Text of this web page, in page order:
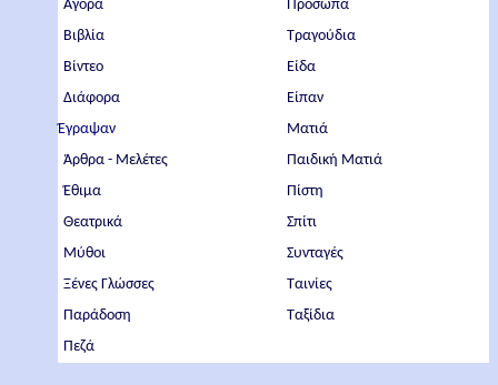
Αγορά
Βιβλία
Βίντεο
Διάφορα
Έγραψαν
Άρθρα - Μελέτες
Έθιμα
Θεατρικά
Μύθοι
Ξένες Γλώσσες
Παράδοση
Πεζά
Πρόσωπα
Τραγούδια
Είδα
Είπαν
Ματιά
Παιδική Ματιά
Πίστη
Σπίτι
Συνταγές
Ταινίες
Ταξίδια